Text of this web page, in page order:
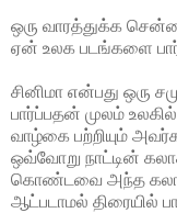
ஒரு வாரத்துக்க
ஏன் உலக படங்களை
சினிமா என்பது ஒரு
பார்ப்பதன் முலம்
வாழ்கை பற்றியும்
ஒவ்வோறு நாட்டின்
கொண்டவை அந்த
ஆட்படாமல் திரையில்